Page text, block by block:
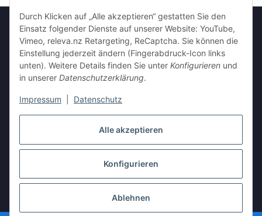
Alle akzeptieren
Konfigurieren
Ablehnen
Durch Klicken auf „Alle akzeptieren“ gestatten Sie den
Einsatz folgender Dienste auf unserer Website: YouTube,
Vimeo, releva.nz Retargeting, ReCaptcha. Sie können die
Einstellung jederzeit ändern (Fingerabdruck-Icon links
unten). Weitere Details finden Sie unter Konfigurieren und
in unserer Datenschutzerklärung.
Impressum Datenschutz
Informationen
Gesetzliche Informationen
Vertrag widerrufen
* Alle Preise inkl. gesetzlicher USt., zzgl.Versand